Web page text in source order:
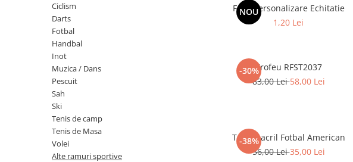
Muzica / Dans
Tenis de camp
Tenis de Masa
Ciclism
Darts
Fotbal
Handbal
Inot
Muzica / Dans
Pescuit
Sah
Ski
Tenis de camp
Tenis de Masa
Volei
Alte ramuri sportive
NOU
Folie Personalizare Echitatie
1,20 Lei
-30%Trofeu RFST2037
83,00 Lei58,00 Lei
-38%
Trofeu acril Fotbal American
56,00 Lei35,00 Lei